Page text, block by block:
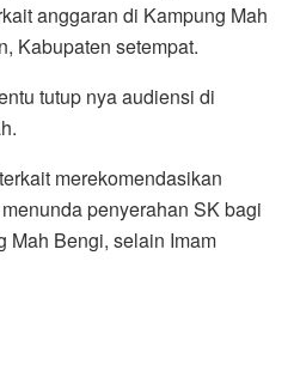
anggaran di Kampung Mah
Kabupaten setempat.
tutup nya audiensi di
merekomendasikan
penyerahan SK bagi
Mah Bengi, selain Imam